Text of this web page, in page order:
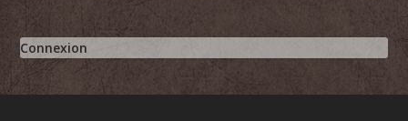
Connexion